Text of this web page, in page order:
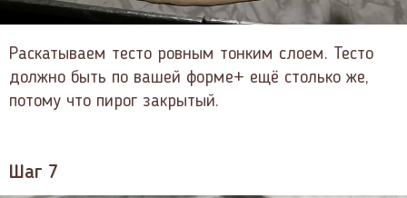
Раскатываем тесто ровным тонким слоем. Тесто
должно быть по вашей форме+ ещё столько же,
потому что пирог закрытый.
Шаг 7